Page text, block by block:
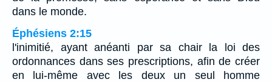
dans le monde.
Éphésiens 2:15
l'inimitié, ayant anéanti par sa chair la loi des
ordonnances dans ses prescriptions, afin de créer
en lui-même avec les deux un seul homme